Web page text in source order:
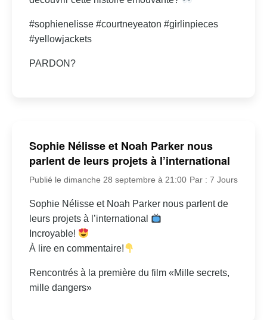
#sophienelisse #courtneyeaton #girlinpieces
#yellowjackets
PARDON?
Sophie Nélisse et Noah Parker nous
parlent de leurs projets à l’international
Publié le dimanche 28 septembre à 21:00 Par : 7 Jours
Sophie Nélisse et Noah Parker nous parlent de
leurs projets à l’international
Incroyable!
À lire en commentaire!
Rencontrés à la première du film «Mille secrets,
mille dangers»